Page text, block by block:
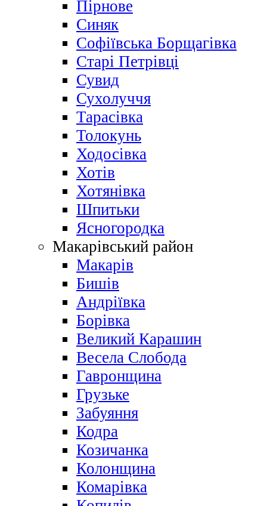
Пірнове
Синяк
Софіївська Борщагівка
Старі Петрівці
Сувид
Сухолуччя
Тарасівка
Толокунь
Ходосівка
Хотів
Хотянівка
Шпитьки
Ясногородка
Макарівський район
Макарів
Бишів
Андріївка
Борівка
Великий Карашин
Весела Слобода
Гавронщина
Грузьке
Забуяння
Кодра
Козичанка
Колонщина
Комарівка